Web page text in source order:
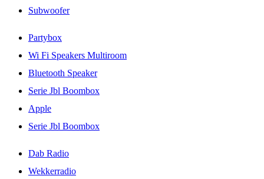
Subwoofer
Partybox
Wi Fi Speakers Multiroom
Bluetooth Speaker
Serie Jbl Boombox
Apple
Serie Jbl Boombox
Dab Radio
Wekkerradio